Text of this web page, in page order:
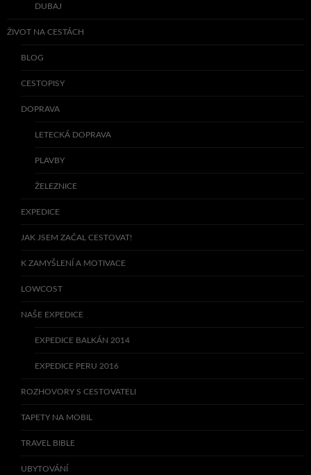
DUBAJ
ŽIVOT NA CESTÁCH
BLOG
CESTOPISY
DOPRAVA
LETECKÁ DOPRAVA
PLAVBY
ŽELEZNICE
EXPEDICE
JAK JSEM ZAČAL CESTOVAT!
K ZAMYŠLENÍ A MOTIVACE
LOWCOST
NAŠE EXPEDICE
EXPEDICE BALKÁN 2014
EXPEDICE PERU 2016
ROZHOVORY S CESTOVATELI
TAPETY NA MOBIL
TRAVEL BIBLE
UBYTOVÁNÍ